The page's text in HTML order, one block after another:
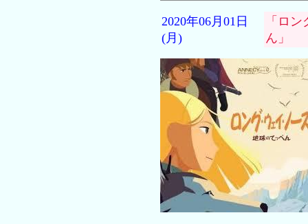
2020年06月01日
(月)
「ロ
ん」